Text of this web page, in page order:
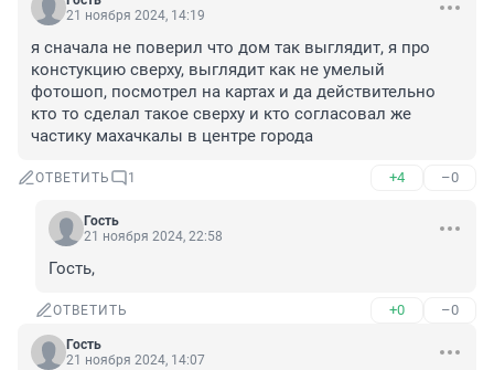
21 ноября 2024, 14:19
я сначала не поверил что дом так выглядит, я про
констукцию сверху, выглядит как не умелый
фотошоп, посмотрел на картах и да действительно
кто то сделал такое сверху и кто согласовал же
частику махачкалы в центре города
ОТВЕТИТЬ 1 +4 –0
Гость
21 ноября 2024, 22:58
Гость,
ОТВЕТИТЬ +0 –0
Гость
21 ноября 2024, 14:07